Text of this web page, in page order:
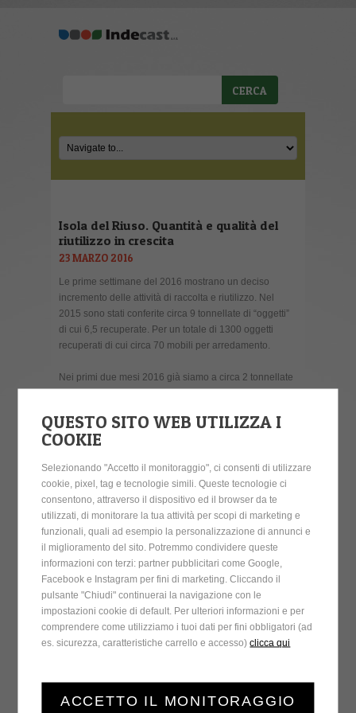
Isola del Riuso. Quantità e qualità del
riutilizzo in crescita
23 MARZO 2016
Le prime settimane del 2016 mostrano un deciso
incremento delle attività di raccolta e riutilizzo. Nel
2015 sono stati conferite circa 9 tonnellate di “oggetti”
di cui 6,5 recuperate. Per un totale di 1300 oggetti
recuperati di cui circa 70 mobili per arredamento.
Nei primi due mesi 2016 già siamo a circa 2 tonnellate
A giugno verrà aperto il banco di scambio in via
potranno scambiare oggetti o acquisirli tramite i punti
che possono raccogliere con i loro conferimento
all’Isola.
CALENDARIO NEWS
agosto 2026
1 2
QUESTO SITO WEB UTILIZZA I
COOKIE
Selezionando "Accetto il monitoraggio", ci consenti di utilizzare
cookie, pixel, tag e tecnologie simili. Queste tecnologie ci
consentono, attraverso il dispositivo ed il browser da te
utilizzati, di monitorare la tua attività per scopi di marketing e
funzionali, quali ad esempio la personalizzazione di annunci e
il miglioramento del sito. Potremmo condividere queste
informazioni con terzi: partner pubblicitari come Google,
Facebook e Instagram per fini di marketing. Cliccando il
pulsante "Chiudi" continuerai la navigazione con le
impostazioni cookie di default. Per ulteriori informazioni e per
comprendere come utilizziamo i tuoi dati per fini obbligatori (ad
es. sicurezza, caratteristiche carrello e accesso)clicca qui
ACCETTO IL MONITORAGGIO